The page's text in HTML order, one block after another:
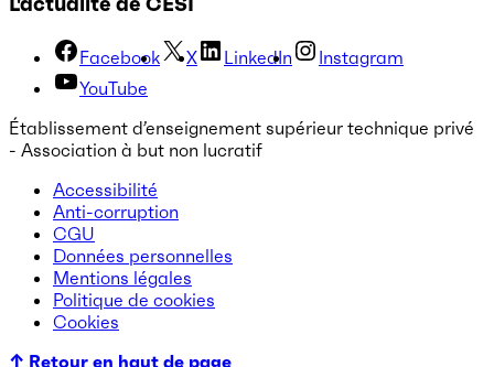
Facebook X LinkedIn
Instagram
YouTube
Établissement d’enseignement supérieur technique privé
- Association à but non lucratif
Accessibilité
Anti-corruption
CGU
Données personnelles
Mentions légales
Politique de cookies
Cookies
↑ Retour en haut de page